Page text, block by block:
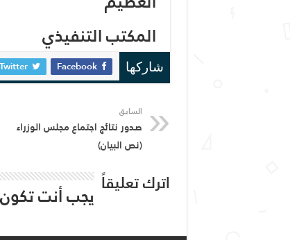
المكتب التنفيذي
شاركها Facebook
Twitter
السابق
صدور نتائج اجتماع مجلس الوزراء
(نص البيان)
اترك تعليقاً يجب أنت تكون